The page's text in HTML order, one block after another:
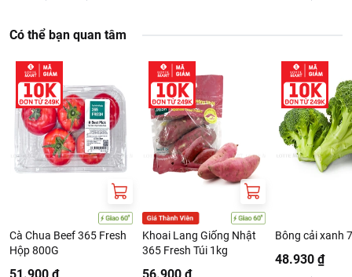
Có thể bạn quan tâm
Cà Chua Beef 365 Fresh
Hộp 800G
Khoai Lang Giống Nhật
365 Fresh Túi 1kg
Bông cải xanh
48.930 ₫